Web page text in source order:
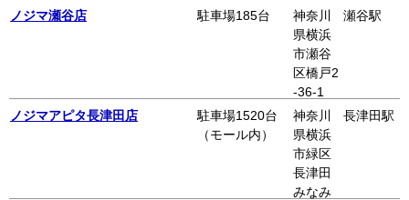
本牧フ
ロント
2階
ノジマ瀬谷店 駐車場185台
神奈川
県横浜
市瀬谷
区橋戸2
-36-1
瀬谷駅
ノジマアピタ長津田店
駐車場1520台
（モール内）
神奈川
県横浜
市緑区
長津田
みなみ
長津田駅